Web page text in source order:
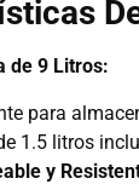
de 9 Litros:
para
1.5 litros
y